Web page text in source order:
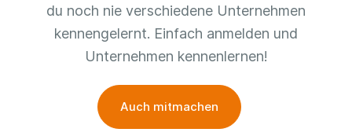
du noch nie verschiedene Unternehmen
kennengelernt. Einfach anmelden und
Unternehmen kennenlernen!
Auch mitmachen